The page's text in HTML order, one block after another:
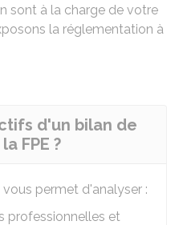
sont à la charge de votre
la réglementation à
d'un bilan de
FPE ?
permet d'analyser :
professionnelles et